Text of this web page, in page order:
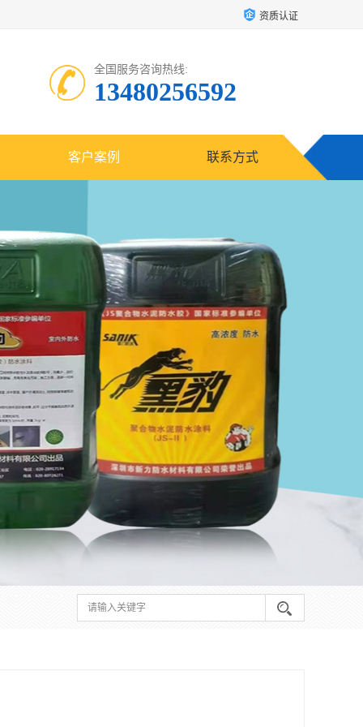
资质认证
全国服务咨询热线:
13480256592
客户案例 联系方式